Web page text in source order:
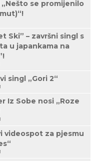
se promijenilo
Ski” – završni singl s
u japankama na
singl „Gori 2“
Iz Sobe nosi „Roze
videospot za pjesmu